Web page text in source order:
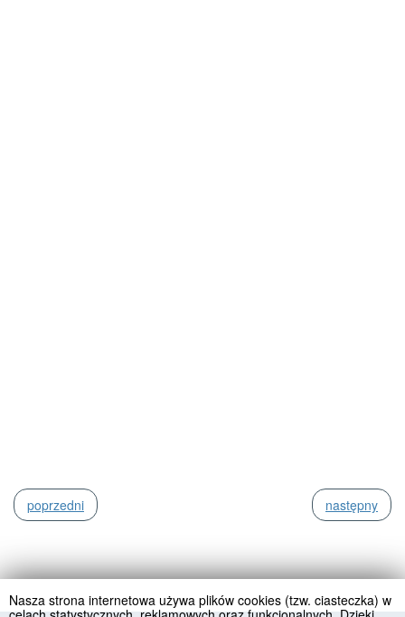
poprzedni następny
Nasza strona internetowa używa plików cookies (tzw. ciasteczka) w